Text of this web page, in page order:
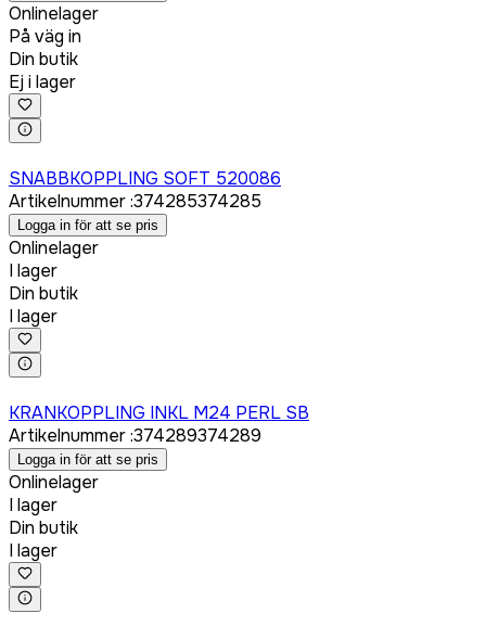
Onlinelager
På väg in
Din butik
Ej i lager
SNABBKOPPLING SOFT 520086
Artikelnummer:374285374285
Logga in för att se pris
Onlinelager
I lager
Din butik
I lager
KRANKOPPLING INKL M24 PERL SB
Artikelnummer:374289374289
Logga in för att se pris
Onlinelager
I lager
Din butik
I lager